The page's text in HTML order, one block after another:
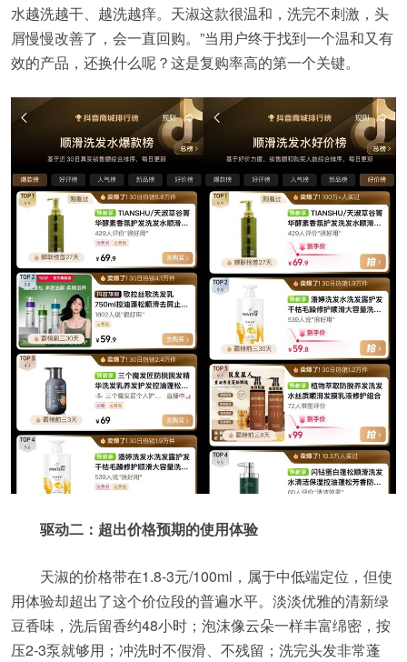
水越洗越干、越洗越痒。天淑这款很温和，洗完不刺激，头
屑慢慢改善了，会一直回购。”当用户终于找到一个温和又有
效的产品，还换什么呢？这是复购率高的第一个关键。
驱动二：超出价格预期的使用体验
天淑的价格带在1.8-3元/100ml，属于中低端定位，但使
用体验却超出了这个价位段的普遍水平。淡淡优雅的清新绿
豆香味，洗后留香约48小时；泡沫像云朵一样丰富绵密，按
压2-3泵就够用；冲洗时不假滑、不残留；洗完头发非常蓬